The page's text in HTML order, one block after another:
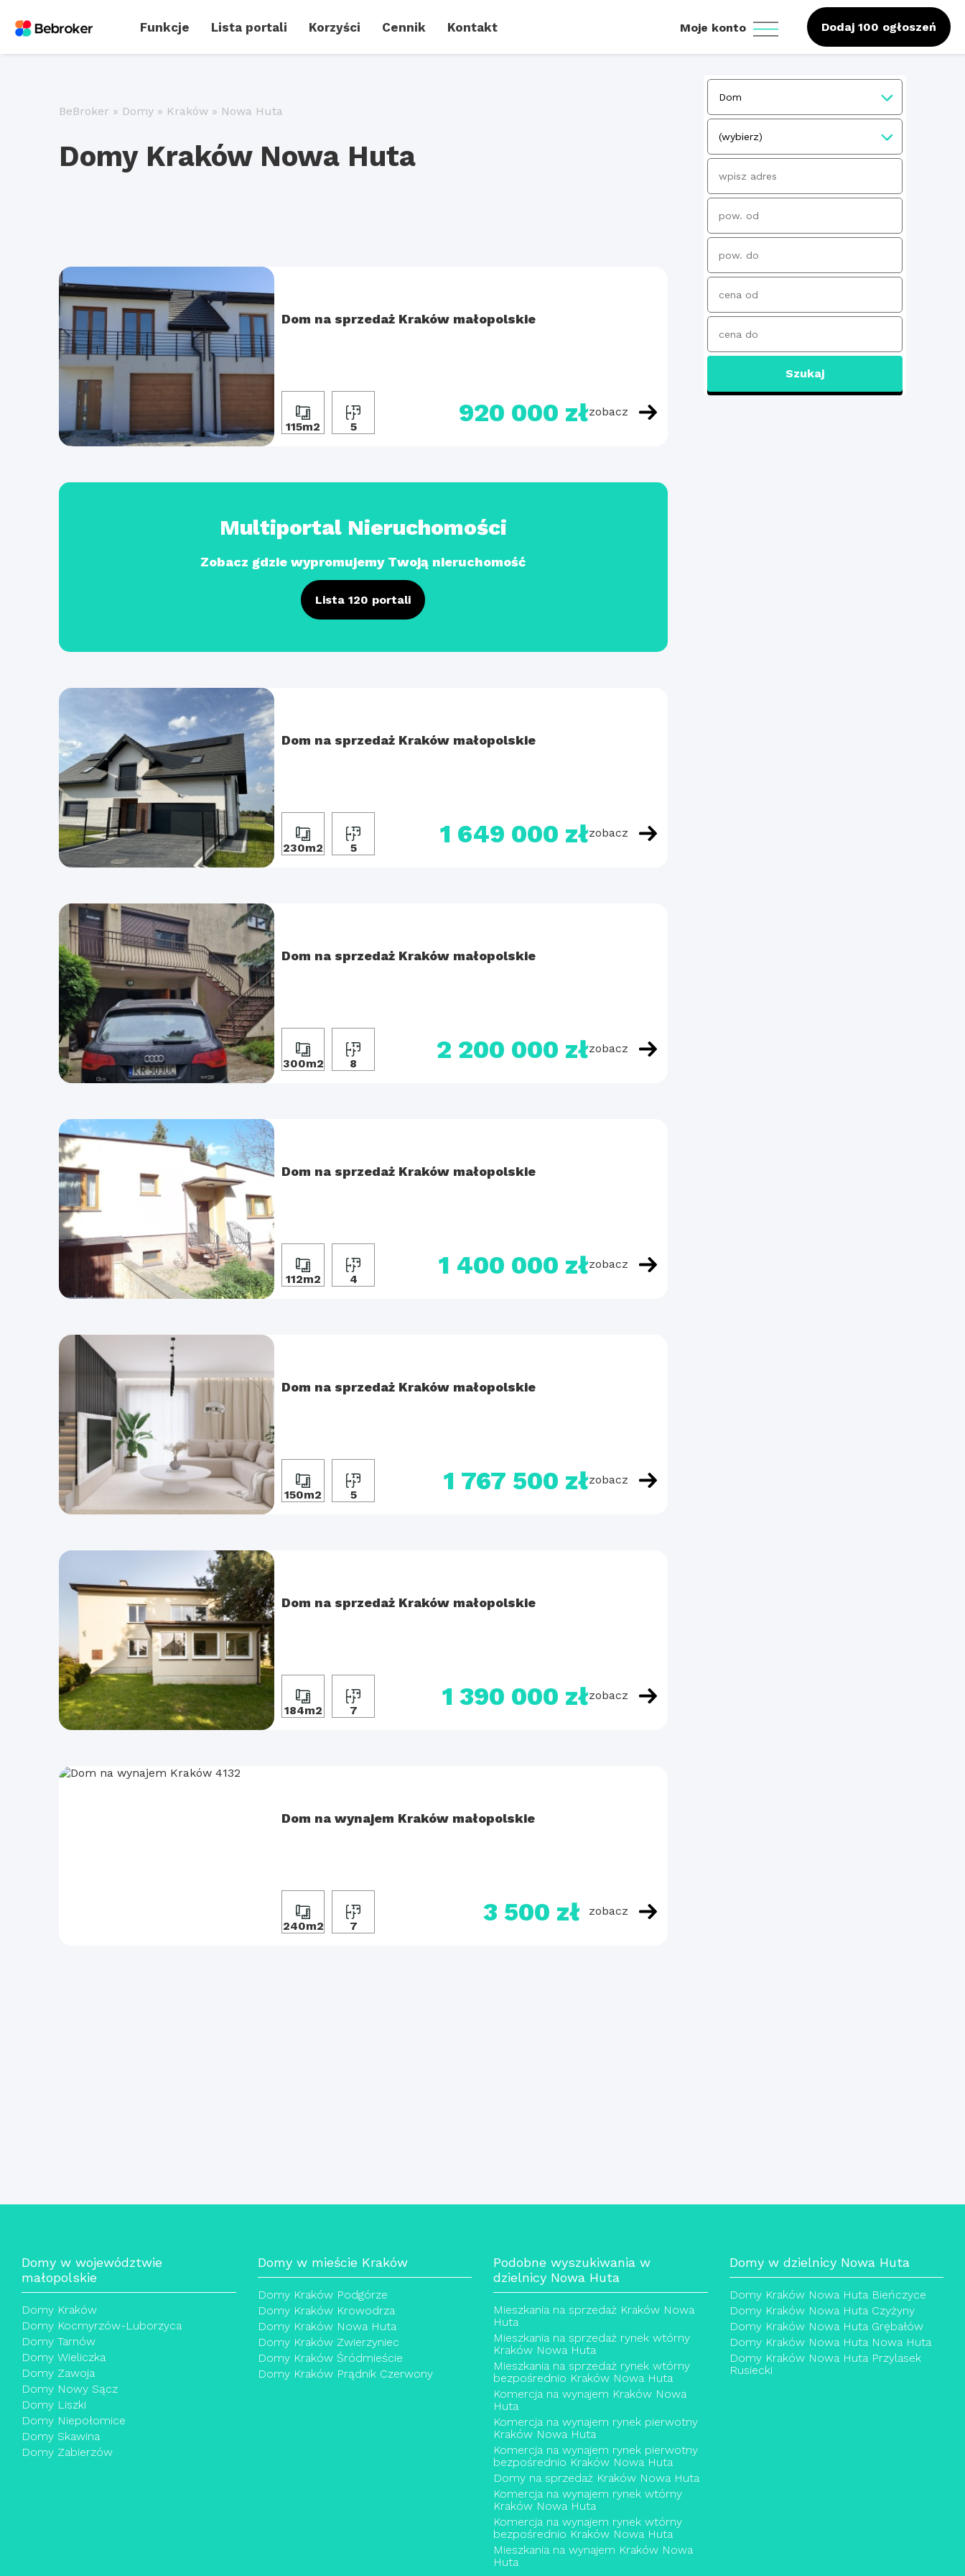
Funkcje Lista portali Korzyści Cennik Kontakt Dodaj 100 ogłoszeń
Moje konto
BeBroker » Domy » Kraków » Nowa Huta
Domy Kraków Nowa Huta
Dom na sprzedaż Kraków małopolskie
115m2 5 920 000 złzobacz
Multiportal Nieruchomości
Zobacz gdzie wypromujemy Twoją nieruchomość
Lista 120 portali
Dom na sprzedaż Kraków małopolskie
230m2 5 1 649 000 złzobacz
Dom na sprzedaż Kraków małopolskie
300m2 8 2 200 000 złzobacz
Dom na sprzedaż Kraków małopolskie
112m2 4 1 400 000 złzobacz
Dom na sprzedaż Kraków małopolskie
150m2 5 1 767 500 złzobacz
Dom na sprzedaż Kraków małopolskie
184m2 7 1 390 000 złzobacz
Dom na wynajem Kraków małopolskie
240m2 7 3 500 zł zobacz
Szukaj
Domy w województwie
małopolskie
Domy Kraków
Domy Kocmyrzów-Luborzyca
Domy Tarnów
Domy Wieliczka
Domy Zawoja
Domy Nowy Sącz
Domy Liszki
Domy Niepołomice
Domy Skawina
Domy Zabierzów
Domy w mieście Kraków
Domy Kraków Podgórze
Domy Kraków Krowodrza
Domy Kraków Nowa Huta
Domy Kraków Zwierzyniec
Domy Kraków Śródmieście
Domy Kraków Prądnik Czerwony
Podobne wyszukiwania w
dzielnicy Nowa Huta
Mieszkania na sprzedaż Kraków Nowa
Huta
Mieszkania na sprzedaż rynek wtórny
Kraków Nowa Huta
Mieszkania na sprzedaż rynek wtórny
bezpośrednio Kraków Nowa Huta
Komercja na wynajem Kraków Nowa
Huta
Komercja na wynajem rynek pierwotny
Kraków Nowa Huta
Komercja na wynajem rynek pierwotny
bezpośrednio Kraków Nowa Huta
Domy na sprzedaż Kraków Nowa Huta
Komercja na wynajem rynek wtórny
Kraków Nowa Huta
Komercja na wynajem rynek wtórny
bezpośrednio Kraków Nowa Huta
Mieszkania na wynajem Kraków Nowa
Huta
Domy w dzielnicy Nowa Huta
Domy Kraków Nowa Huta Bieńczyce
Domy Kraków Nowa Huta Czyżyny
Domy Kraków Nowa Huta Grębałów
Domy Kraków Nowa Huta Nowa Huta
Domy Kraków Nowa Huta Przylasek
Rusiecki